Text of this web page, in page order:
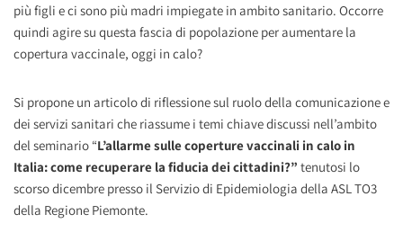
più figli e ci sono più madri impiegate in ambito sanitario. Occorre
quindi agire su questa fascia di popolazione per aumentare la
copertura vaccinale, oggi in calo?
Si propone un articolo di riflessione sul ruolo della comunicazione e
dei servizi sanitari che riassume i temi chiave discussi nell’ambito
del seminario “L’allarme sulle coperture vaccinali in calo in
Italia: come recuperare la fiducia dei cittadini?” tenutosi lo
scorso dicembre presso il Servizio di Epidemiologia della ASL TO3
della Regione Piemonte.